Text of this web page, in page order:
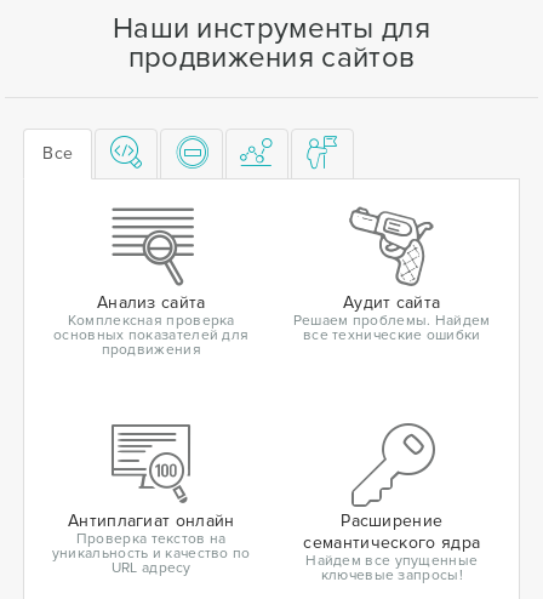
Наши инструменты для
продвижения сайтов
Все
Анализ сайта
Комплексная проверка
основных показателей для
продвижения
Аудит сайта
Решаем проблемы. Найдем
все технические ошибки
Антиплагиат онлайн
Проверка текстов на
уникальность и качество по
URL адресу
Расширение
семантического ядра
Найдем все упущенные
ключевые запросы!